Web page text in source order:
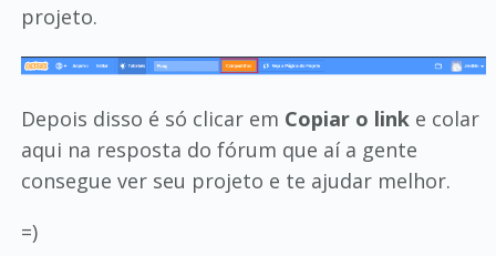
projeto.
Depois disso é só clicar em Copiar o linke colar
aqui na resposta do fórum que aí a gente
consegue ver seu projeto e te ajudar melhor.
=)